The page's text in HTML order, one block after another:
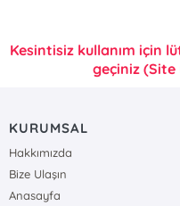
Kesintisiz kullanım için
geçiniz
KURUMSAL
Hakkımızda
Bize Ulaşın
Anasayfa